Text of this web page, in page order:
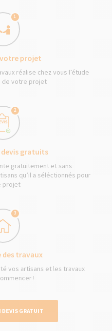
1
projet
réalise chez vous l’étude
de votre projet
2
devis gratuits
gratuitement et sans
qu’il a séléctionnés pour
projet
3
des travaux
vos artisans et les travaux
!
DEVIS GRATUIT